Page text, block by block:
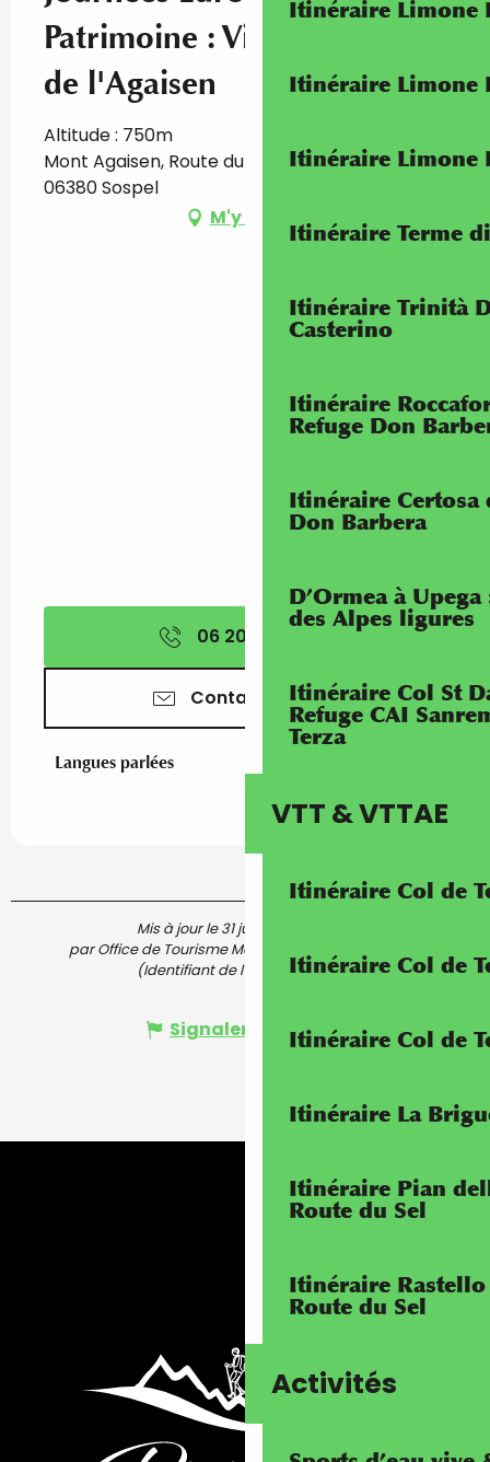
Itinéraire Limone
Itinéraire Limone
Itinéraire Limone
Itinéraire Terme
Itinéraire Trinità
Casterino
Itinéraire
Refuge Don
Itinéraire Certosa
Don Barbera
D’Ormea à
des Alpes ligures
Itinéraire Col St
Refuge CAI
Terza
VTT & VTTAE
Itinéraire Col de
Itinéraire Col de
Itinéraire Col de
Itinéraire La
Itinéraire Pian
Route du Sel
Itinéraire
Route du Sel
Activités
Patrimoine : Visite du Fort
de l'Agaisen
Altitude : 750m
Mont Agaisen, Route du fort de l'Agaisen,
06380 Sospel
M'y rendre
06 20 37 38
Contactez-nous
Langues parlées
Langues parlées
Mis à jour le 31 juillet 2026 à 17:16
par Office de Tourisme Menton, Riviera & Merveilles
(Identifiant de l'offre :
5909605)
Signaler une erreur